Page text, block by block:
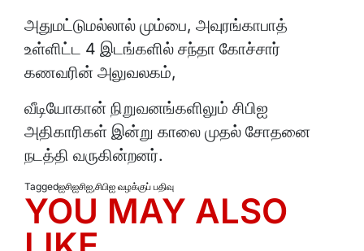
அதுமட்டுமல்லால் மும்பை, அவுரங்காபாத்
உள்ளிட்ட 4 இடங்களில் சந்தா கோச்சார்
கணவரின் அலுவலகம்,
வீடியோகான் நிறுவனங்களிலும் சிபிஐ
அதிகாரிகள் இன்று காலை முதல் சோதனை
நடத்தி வருகின்றனர்.
Taggedஐசிஐசிஐ சிபிஐ வழக்குப் பதிவு
YOU MAY ALSO